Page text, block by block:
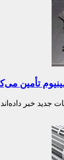
تأمین
جدید خبر